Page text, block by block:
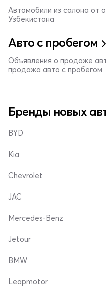
Автомобили из салона от
Узбекистана
Авто с пробегом
Объявления о продаже
продажа авто с пробегом
Бренды новых
BYD
Kia
Chevrolet
JAC
Mercedes-Benz
Jetour
BMW
Leapmotor